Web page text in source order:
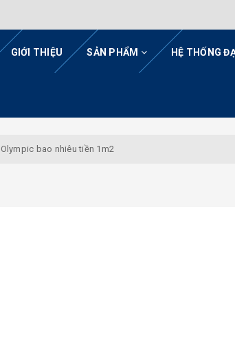
GIỚI THIỆU SẢN PHẨM HỆ THỐNG
bao nhiêu tiền 1m2